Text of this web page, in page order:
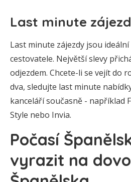
Last minute
Last minute zájezdy jsou
cestovatele. Největší slevy
odjezdem. Chcete-li se vejít do
dva, sledujte last minute
kanceláří současně - například
Style nebo Invia.
Počasí
vyrazit na